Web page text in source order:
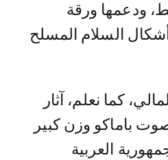
ودعمها ورقة
السلام المسلح
كما نعلم، آثار
باماكو وزن كبير
العربية